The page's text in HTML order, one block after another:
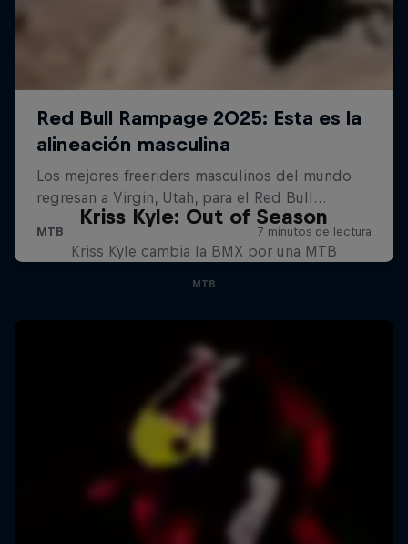
Kriss Kyle: Out of Season
Kriss Kyle cambia la BMX por una MTB
MTB